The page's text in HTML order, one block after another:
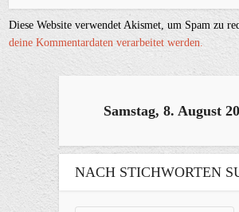
Diese Website verwendet Akismet, um Spam zu
deine Kommentardaten verarbeitet werden.
Samstag, 8. August
NACH STICHWORTEN